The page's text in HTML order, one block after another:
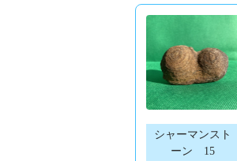
シャーマンスト
ーン 15